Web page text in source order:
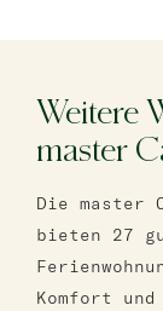
Weitere
master
Die master
bieten 27
Komfort